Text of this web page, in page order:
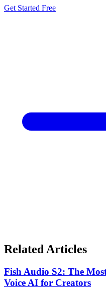
Get Started Free
Related Articles
Fish Audio S2: The
Voice AI for Creators